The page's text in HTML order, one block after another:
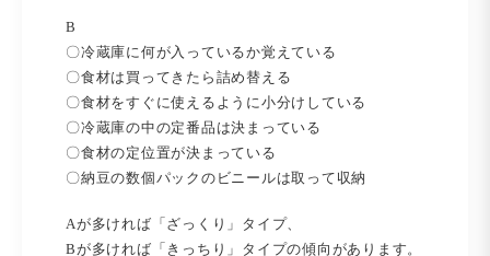
B
〇冷蔵庫に何が入っているか覚えている
〇食材は買ってきたら詰め替える
〇食材をすぐに使えるように小分けしている
〇冷蔵庫の中の定番品は決まっている
〇食材の定位置が決まっている
〇納豆の数個パックのビニールは取って収納
Aが多ければ「ざっくり」タイプ、
Bが多ければ「きっちり」タイプの傾向があります。